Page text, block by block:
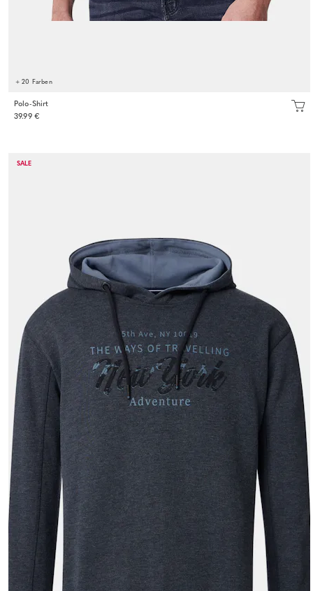
+ 20 Farben
Polo-Shirt
39.99 €
SALE